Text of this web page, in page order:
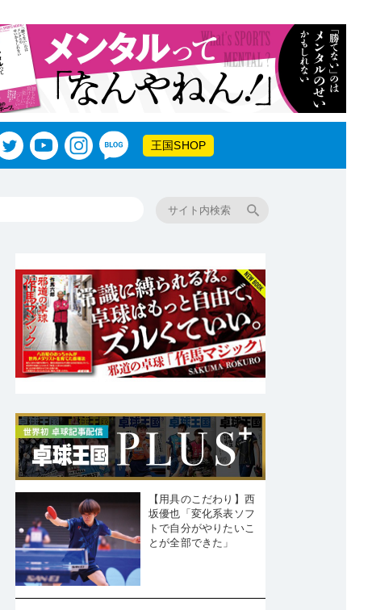
王国SHOP
【用具のこだわり】西
坂優也「変化系表ソフ
トで自分がやりたいこ
とが全部できた」